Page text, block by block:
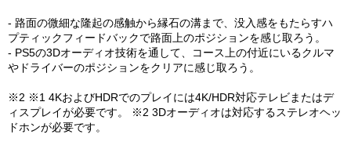
- 路面の微細な隆起の感触から縁石の溝まで、没入感をもたらすハ
プティックフィードバックで路面上のポジションを感じ取ろう。
- PS5の3Dオーディオ技術を通して、コース上の付近にいるクルマ
やドライバーのポジションをクリアに感じ取ろう。
※2 ※1 4KおよびHDRでのプレイには4K/HDR対応テレビまたはデ
ィスプレイが必要です。 ※2 3Dオーディオは対応するステレオヘッ
ドホンが必要です。